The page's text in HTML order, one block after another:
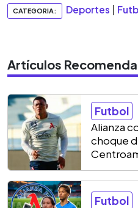
CATEGORIA: Deportes
Artículos
Futbol
Alianza
choque
Futbol